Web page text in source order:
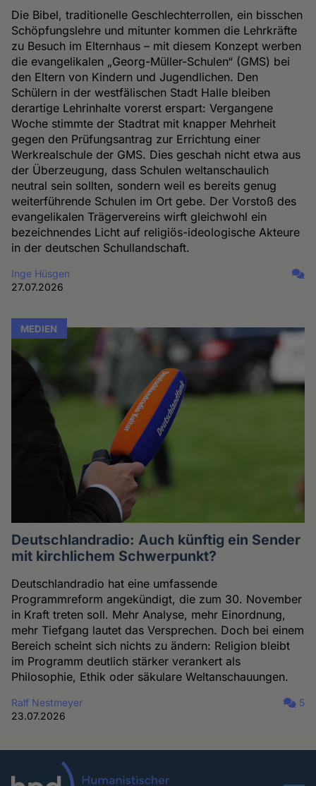
Die Bibel, traditionelle Geschlechterrollen, ein bisschen
Schöpfungslehre und mitunter kommen die Lehrkräfte
zu Besuch im Elternhaus – mit diesem Konzept werben
die evangelikalen „Georg-Müller-Schulen“ (GMS) bei
den Eltern von Kindern und Jugendlichen. Den
Schülern in der westfälischen Stadt Halle bleiben
derartige Lehrinhalte vorerst erspart: Vergangene
Woche stimmte der Stadtrat mit knapper Mehrheit
gegen den Prüfungsantrag zur Errichtung einer
Werkrealschule der GMS. Dies geschah nicht etwa aus
der Überzeugung, dass Schulen weltanschaulich
neutral sein sollten, sondern weil es bereits genug
weiterführende Schulen im Ort gebe. Der Vorstoß des
evangelikalen Trägervereins wirft gleichwohl ein
bezeichnendes Licht auf religiös-ideologische Akteure
in der deutschen Schullandschaft.
Inge Hüsgen
27.07.2026
MEDIEN
Deutschlandradio: Auch künftig ein Sender
mit kirchlichem Schwerpunkt?
Deutschlandradio hat eine umfassende
Programmreform angekündigt, die zum 30. November
in Kraft treten soll. Mehr Analyse, mehr Einordnung,
mehr Tiefgang lautet das Versprechen. Doch bei einem
Bereich scheint sich nichts zu ändern: Religion bleibt
im Programm deutlich stärker verankert als
Philosophie, Ethik oder säkulare Weltanschauungen.
Ralf Nestmeyer
23.07.2026
5